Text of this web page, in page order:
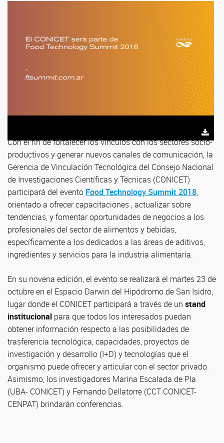
Con el fin de fortalecer los vínculos con los sectores socio-
productivos y generar nuevos canales de comunicación, la
Gerencia de Vinculación Tecnológica del Consejo Nacional
de Investigaciones Científicas y Técnicas (CONICET)
participará del evento Food Technology Summit 2018,
orientado a ofrecer capacitaciones , actualizar sobre
tendencias, y fomentar oportunidades de negocios a los
profesionales del sector de alimentos y bebidas,
específicamente a los dedicados a las áreas de aditivos,
ingredientes y servicios para la industria alimentaria.
En su novena edición, el evento se realizará el martes 23 de
octubre en el Espacio Darwin del Hipódromo de San Isidro,
lugar donde el CONICET participará a través de un stand
institucional para que todos los interesados puedan
obtener información respecto a las posibilidades de
trasferencia tecnológica, capacidades, proyectos de
investigación y desarrollo (I+D) y tecnologías que el
organismo puede ofrecer y articular con el sector privado.
Asimismo, los investigadores Marina Escalada de Pla
(UBA- CONICET) y Fernando Dellatorre (CCT CONICET-
CENPAT) brindarán conferencias.